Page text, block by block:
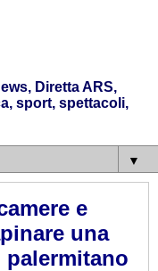
Diretta ARS,
sport, spettacoli,
▼
e
una
palermitano